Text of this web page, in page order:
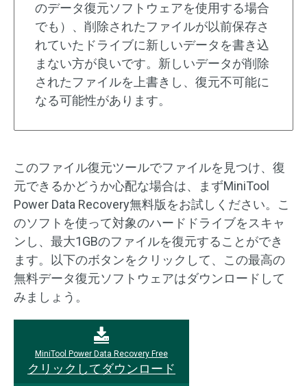
のデータ復元ソフトウェアを使用する場合
でも）、削除されたファイルが以前保存さ
れていたドライブに新しいデータを書き込
まない方が良いです。新しいデータが削除
されたファイルを上書きし、復元不可能に
なる可能性があります。
このファイル復元ツールでファイルを見つけ、復
元できるかどうか心配な場合は、まずMiniTool
Power Data Recovery無料版をお試しください。こ
のソフトを使って対象のハードドライブをスキャ
ンし、最大1GBのファイルを復元することができ
ます。以下のボタンをクリックして、この最高の
無料データ復元ソフトウェアはダウンロードして
みましょう。
MiniTool Power Data Recovery Free
クリックしてダウンロード